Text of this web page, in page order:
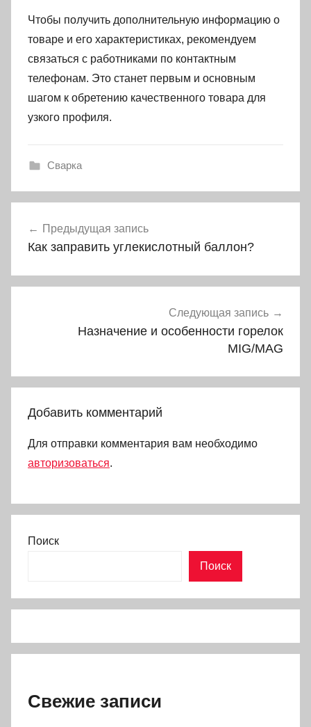
Чтобы получить дополнительную информацию о
товаре и его характеристиках, рекомендуем
связаться с работниками по контактным
телефонам. Это станет первым и основным
шагом к обретению качественного товара для
узкого профиля.
Сварка
по
Предыдущая запись
Как заправить углекислотный баллон?
Следующая запись
Назначение и особенности горелок
MIG/MAG
Добавить комментарий
Для отправки комментария вам необходимо
авторизоваться.
Поиск
Поиск
Свежие записи